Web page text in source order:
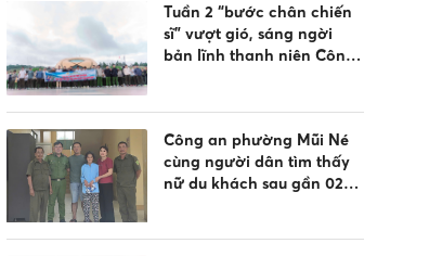
Tuần 2 “bước chân chiến
sĩ” vượt gió, sáng ngời
bản lĩnh thanh niên Công
Công an phường Mũi Né
cùng người dân tìm thấy
nữ du khách sau gần 02